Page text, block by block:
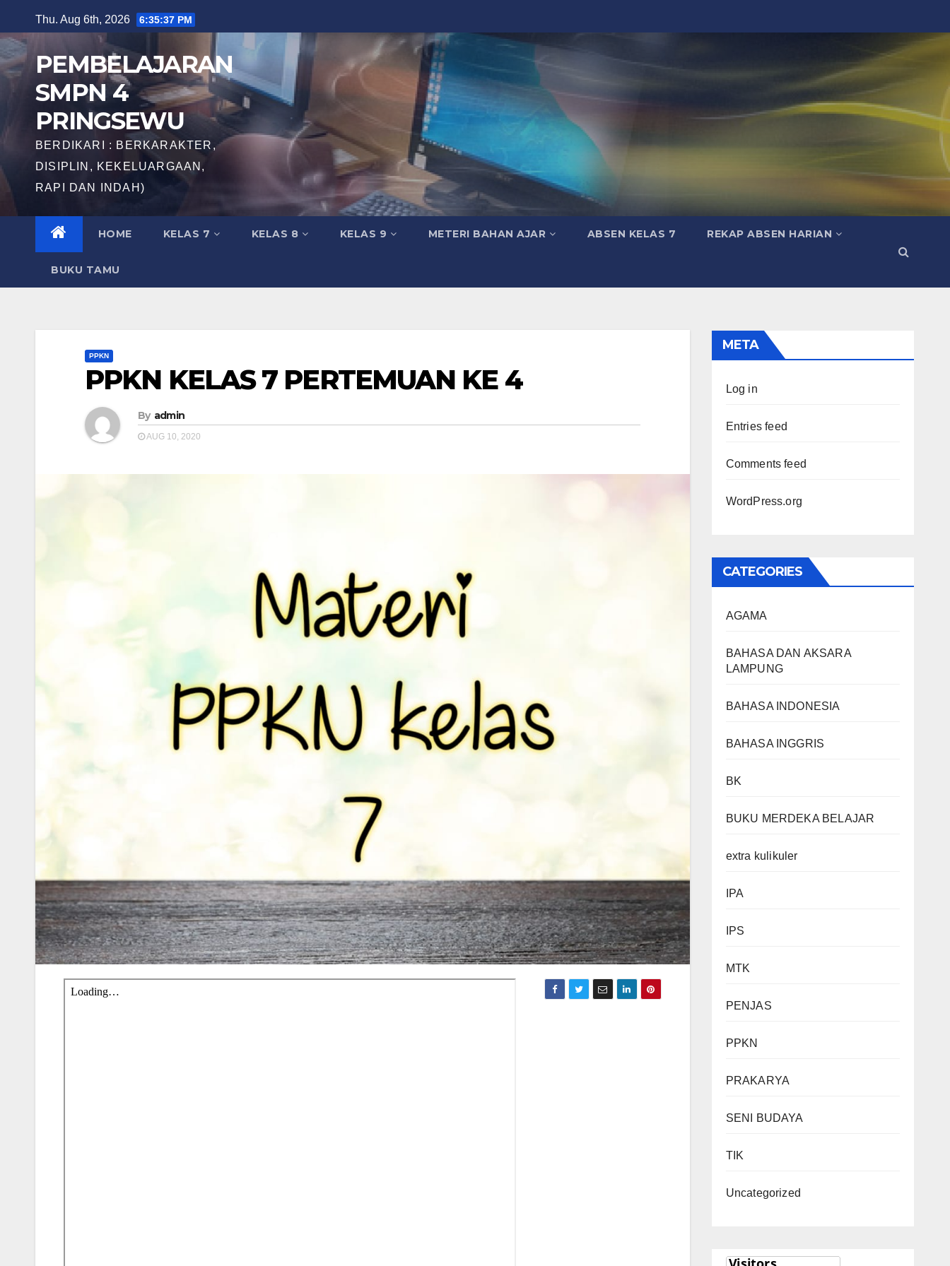
to
content
Thu. Aug 6th, 2026 6:35:38 PM
PEMBELAJARAN
SMPN 4
PRINGSEWU
BERDIKARI : BERKARAKTER,
DISIPLIN, KEKELUARGAAN,
RAPI DAN INDAH)
HOME KELAS 7 KELAS 8 KELAS 9 METERI BAHAN AJAR ABSEN KELAS 7 REKAP ABSEN HARIAN
BUKU TAMU
PPKN
PPKN KELAS 7 PERTEMUAN KE 4
By admin
AUG 10, 2020
META
Log in
Entries feed
Comments feed
WordPress.org
CATEGORIES
AGAMA
BAHASA DAN AKSARA
LAMPUNG
BAHASA INDONESIA
BAHASA INGGRIS
BK
BUKU MERDEKA BELAJAR
extra kulikuler
IPA
IPS
MTK
PENJAS
PPKN
PRAKARYA
SENI BUDAYA
TIK
Uncategorized